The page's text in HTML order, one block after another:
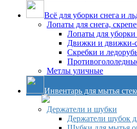
Всё для уборки снега и
Лопаты для снега,
Лопаты для уборки
Движки и движки-
Скребки и
Метлы уличные
Инвентарь для мытья
Держатели и шубки
Держатели шубок